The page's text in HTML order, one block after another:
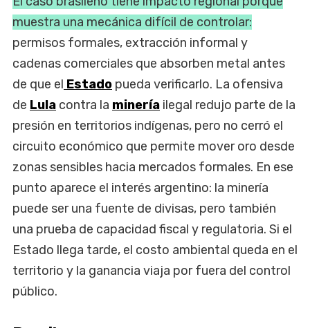
muestra una mecánica difícil de controlar:
permisos formales, extracción informal y
cadenas comerciales que absorben metal antes
de que el Estado pueda verificarlo. La ofensiva
de Lula contra la minería ilegal redujo parte de la
presión en territorios indígenas, pero no cerró el
circuito económico que permite mover oro desde
zonas sensibles hacia mercados formales. En ese
punto aparece el interés argentino: la minería
puede ser una fuente de divisas, pero también
una prueba de capacidad fiscal y regulatoria. Si el
Estado llega tarde, el costo ambiental queda en el
territorio y la ganancia viaja por fuera del control
público.